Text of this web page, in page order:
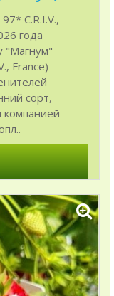
C.R.I.V.,
года
"Магнум"
France) –
сорт,
компанией